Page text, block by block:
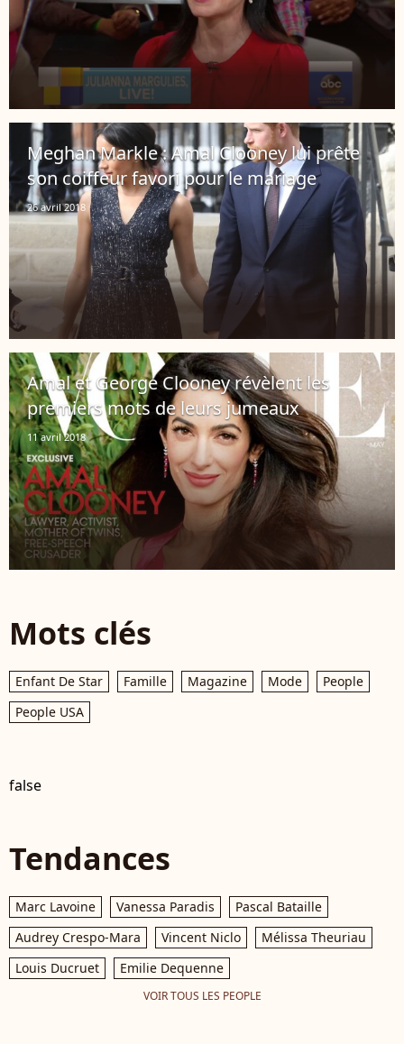
Meghan Markle : Amal Clooney lui prête
son coiffeur favori pour le mariage
26 avril 2018
Amal et George Clooney révèlent les
premiers mots de leurs jumeaux
11 avril 2018
Mots clés
Enfant De Star Famille Magazine Mode
People
People USA
false
Tendances
Marc Lavoine Vanessa Paradis
Pascal Bataille
Audrey Crespo-Mara
Vincent Niclo
Mélissa Theuriau
Louis Ducruet
Emilie Dequenne
VOIR TOUS LES PEOPLE